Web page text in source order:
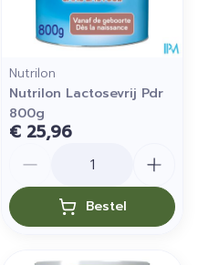
Nutrilon
Nutrilon Lactosevrij Pdr
800g
€ 25,96
Bestel